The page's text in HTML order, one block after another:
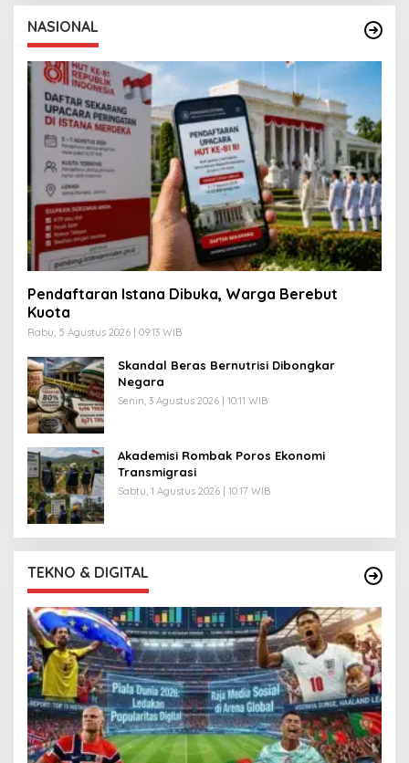
NASIONAL
Pendaftaran Istana Dibuka, Warga Berebut
Kuota
Rabu, 5 Agustus 2026 | 09:13 WIB
Skandal Beras Bernutrisi Dibongkar
Negara
Senin, 3 Agustus 2026 | 10:11 WIB
Akademisi Rombak Poros Ekonomi
Transmigrasi
Sabtu, 1 Agustus 2026 | 10:17 WIB
TEKNO & DIGITAL